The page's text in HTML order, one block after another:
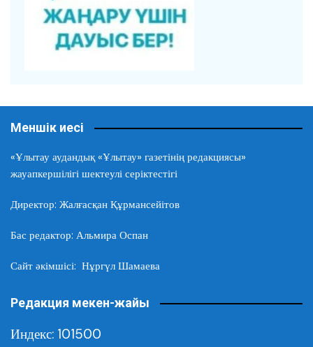
Меншік иесі
«Ұлытау аудандық «Ұлытау» газетінің редакциясы»
жауапкершілігі шектеулі серіктестігі
Директор: Жалғасқан Құрмансейітов
Бас редактор: Альмира Оспан
Сайт әкімшісі: Нұргүл Шамаева
Редакция мекен-жайы
Индекс: 101500